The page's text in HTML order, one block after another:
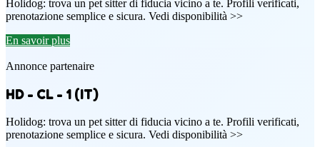
Holidog: trova un pet sitter di fiducia vicino a te. Profili verificati,
prenotazione semplice e sicura. Vedi disponibilità >>
En savoir plus
Annonce partenaire
HD - CL - 1 (IT)
Holidog: trova un pet sitter di fiducia vicino a te. Profili verificati,
prenotazione semplice e sicura. Vedi disponibilità >>